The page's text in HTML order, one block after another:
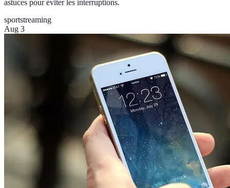
astuces pour éviter les interruptions.
sportstreaming
Aug 3